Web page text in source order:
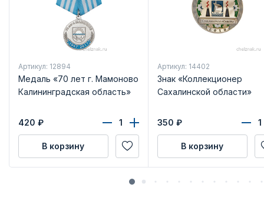
Артикул: 12894
Медаль «70 лет г. Мамоново
Калининградская область»
420 ₽
В корзину
Артикул: 14402
Знак «Коллекционер
Сахалинской области»
350 ₽
В корзину